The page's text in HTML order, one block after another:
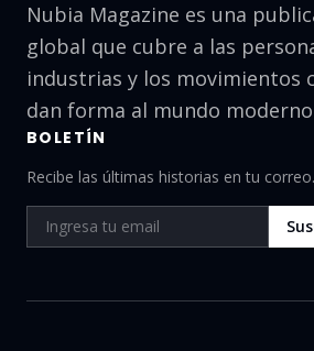
Nubia Magazine es una
global que cubre a las
industrias y los movimientos
dan forma al mundo moderno
BOLETÍN
Recibe las últimas historias en tu correo.